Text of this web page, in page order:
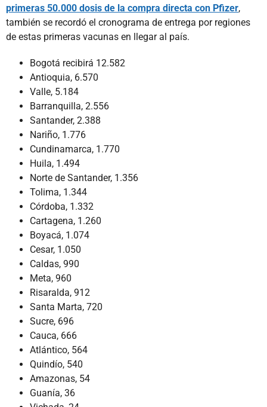
primeras 50.000 dosis de la compra directa con Pfizer,
también se recordó el cronograma de entrega por regiones
de estas primeras vacunas en llegar al país.
Bogotá recibirá 12.582
Antioquia, 6.570
Valle, 5.184
Barranquilla, 2.556
Santander, 2.388
Nariño, 1.776
Cundinamarca, 1.770
Huila, 1.494
Norte de Santander, 1.356
Tolima, 1.344
Córdoba, 1.332
Cartagena, 1.260
Boyacá, 1.074
Cesar, 1.050
Caldas, 990
Meta, 960
Risaralda, 912
Santa Marta, 720
Sucre, 696
Cauca, 666
Atlántico, 564
Quindío, 540
Amazonas, 54
Guanía, 36